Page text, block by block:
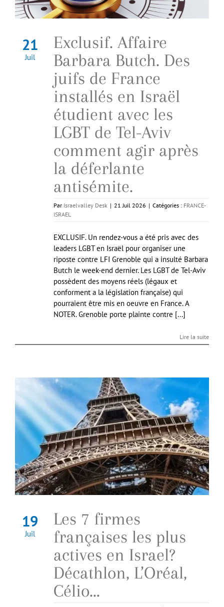
21
Juil
Exclusif. Affaire
Barbara Butch. Des
juifs de France
installés en Israël
étudient avec les
LGBT de Tel-Aviv
comment agir après
la déferlante
antisémite.
Par Israelvalley Desk | 21 Juil 2026 | Catégories : FRANCE-
ISRAEL
EXCLUSIF. Un rendez-vous a été pris avec des
leaders LGBT en Israël pour organiser une
riposte contre LFI Grenoble qui a insulté Barbara
Butch le week-end dernier. Les LGBT de Tel-Aviv
possèdent des moyens réels (légaux et
conforment a la législation française) qui
pourraient être mis en oeuvre en France. A
NOTER. Grenoble porte plainte contre [...]
Lire la suite
19
Juil
Les 7 firmes
françaises les plus
actives en Israel?
Décathlon, L’Oréal,
Célio…